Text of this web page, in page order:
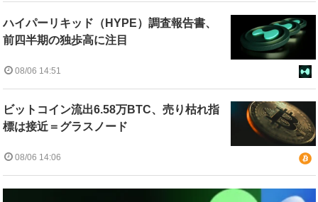
ハイパーリキッド（HYPE）調査報告書、
前四半期の独歩高に注目
08/06 14:51
ビットコイン流出6.58万BTC、売り枯れ指
標は接近＝グラスノード
08/06 14:06